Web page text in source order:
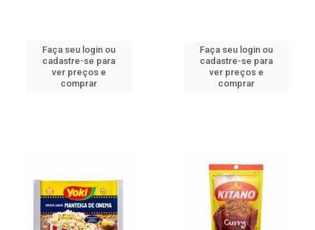
Faça seu login ou
cadastre-se para
ver preços e
comprar
Faça seu login ou
cadastre-se para
ver preços e
comprar